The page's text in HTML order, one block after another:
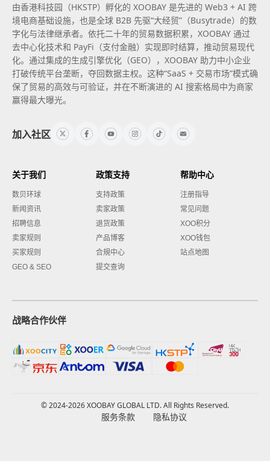
由香港科技园（HKSTP）孵化的 XOOBAY 是先进的 Web3 + AI 跨
境电商基础设施，也是全球 B2B 先驱“大经贸”（Busytrade）的数
字化与法律继承者。依托二十年的贸易数据积累，XOOBAY 通过
去中心化技术和 PayFi（支付金融）实现即时结算，推动贸易现代
化。通过集成的生成引擎优化（GEO），XOOBAY 助力中小企业
打破传统平台垄断，夺回数据主权。这种“SaaS + 交易市场”模式确
保了贸易的高效与可验证，并在不断演进的 AI 搜索格局中为商家
赢得最大曝光。
加入社区
关于我们
数贝环球
新闻资讯
招聘信息
卖家规则
买家规则
GEO & SEO
政策支持
支持政策
卖家政策
退货政策
产品博客
合規中心
提交查询
帮助中心
注册指导
常见问题
XOO积分
XOO钱包
站点地图
战略合作伙伴
© 2024-2026 XOOBAY GLOBAL LTD. All Rights Reserved.
服务条款 隐私协议